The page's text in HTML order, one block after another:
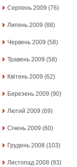
Серпень 2009 (76)
Липень 2009 (88)
Червень 2009 (58)
Травень 2009 (58)
Квітень 2009 (62)
Березень 2009 (90)
Лютий 2009 (69)
Січень 2009 (60)
Грудень 2008 (103)
Листопад 2008 (93)